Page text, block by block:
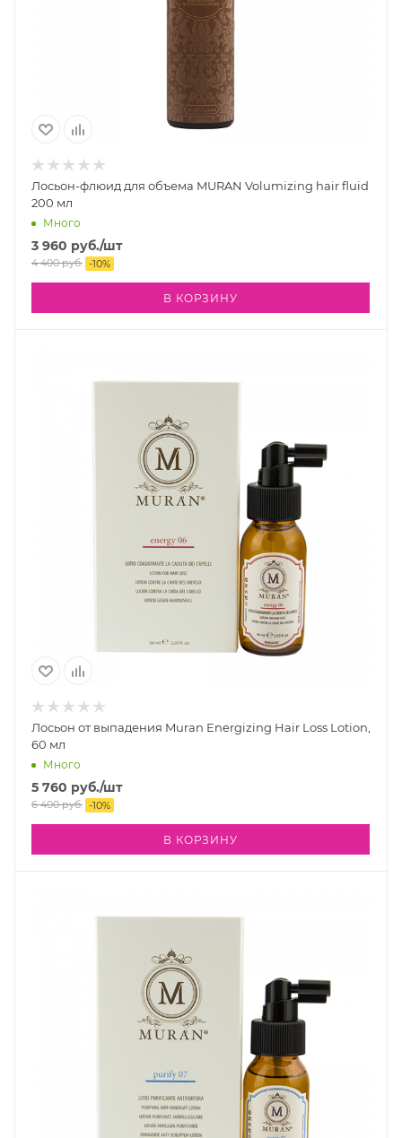
Лосьон-флюид для объема MURAN Volumizing hair fluid
200 мл
Много
3 960 руб./шт
4 400руб. -10%
В КОРЗИНУ
Лосьон от выпадения Muran Energizing Hair Loss Lotion,
60 мл
Много
5 760 руб./шт
6 400руб. -10%
В КОРЗИНУ